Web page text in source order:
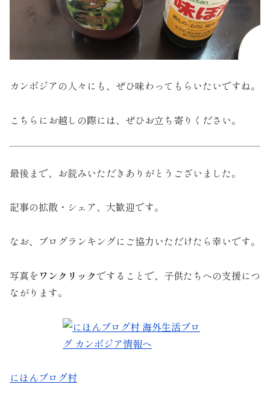
カンボジアの人々にも、ぜひ味わってもらいたいですね。
こちらにお越しの際には、ぜひお立ち寄りください。
最後まで、お読みいただきありがとうございました。
記事の拡散・シェア、大歓迎です。
なお、ブログランキングにご協力いただけたら幸いです。
写真をワンクリックですることで、子供たちへの支援につ
ながります。
にほんブログ村